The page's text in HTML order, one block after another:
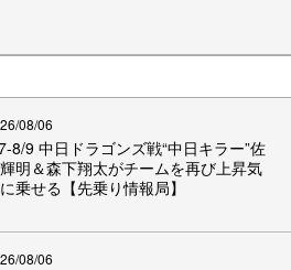
08/06
8/9 中日ドラゴンズ戦“中日キラー”佐
明＆森下翔太がチームを再び上昇気
乗せる【先乗り情報局】
08/06